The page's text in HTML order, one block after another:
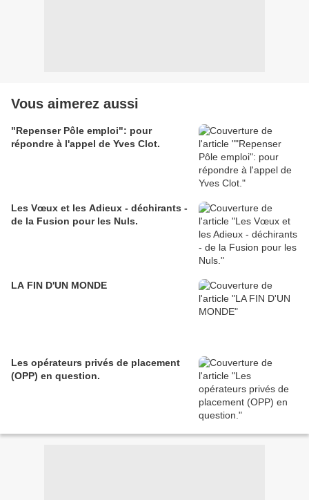
Vous aimerez aussi
"Repenser Pôle emploi": pour
répondre à l'appel de Yves Clot.
Les Vœux et les Adieux - déchirants -
de la Fusion pour les Nuls.
LA FIN D'UN MONDE
Les opérateurs privés de placement
(OPP) en question.